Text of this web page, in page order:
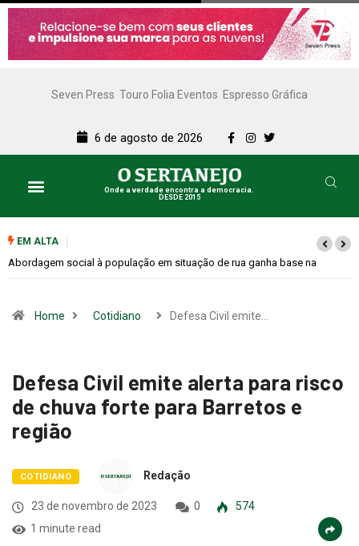
Seven Press Touro Folia Eventos Espresso Gráfica
6 de agosto de 2026
Onde a verdade encontra a democracia.
DESDE 2015
EM ALTA
na Cemitérios terão horário especial e missas no Dia dos Pais
Home Cotidiano Defesa Civil emite…
Defesa Civil emite alerta para risco
de chuva forte para Barretos e
região
COTIDIANO Redação
23 de novembro de 2023 0
574
1 minute read